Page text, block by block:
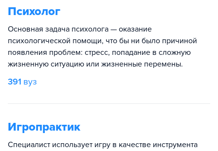
Психолог
Основная задача психолога — оказание
психологической помощи, что бы ни было причиной
появления проблем: стресс, попадание в сложную
жизненную ситуацию или жизненные перемены.
391 вуз
Игропрактик
Специалист использует игру в качестве инструмента